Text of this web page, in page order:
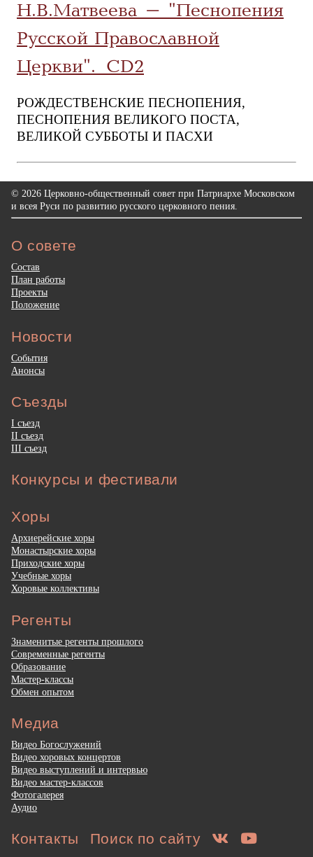
Н.В.Матвеева - "Песнопения
Русской Православной
Церкви". CD2
РОЖДЕСТВЕНСКИЕ ПЕСНОПЕНИЯ,
ПЕСНОПЕНИЯ ВЕЛИКОГО ПОСТА,
ВЕЛИКОЙ СУББОТЫ И ПАСХИ
© 2026 Церковно-общественный совет при Патриархе Московском
и всея Руси по развитию русского церковного пения.
О совете
Состав
План работы
Проекты
Положение
Новости
События
Анонсы
Съезды
I съезд
II съезд
III съезд
Конкурсы и фестивали
Хоры
Архиерейские хоры
Монастырские хоры
Приходские хоры
Учебные хоры
Хоровые коллективы
Регенты
Знаменитые регенты прошлого
Современные регенты
Образование
Мастер-классы
Обмен опытом
Медиа
Видео Богослужений
Видео хоровых концертов
Видео выступлений и интервью
Видео мастер-классов
Фотогалерея
Аудио
Контакты Поиск по сайту